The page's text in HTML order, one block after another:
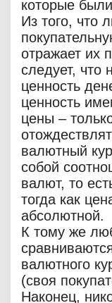
которые
Из того, что
отражает их
следует, что
ценность
ценность
цены –
валютный
собой
валют, то
тогда как
абсолютной.
К тому же
валютного
(своя
Наконец,